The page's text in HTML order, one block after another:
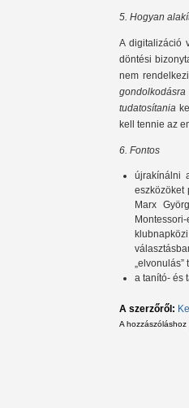
5. Hogyan
A digitalizáció
döntési
nem
gondolkodásra
tudatosítania
kell tennie az
6. Fontos
újrakínálni
eszközöket
Marx
a tanító- és
A szerzőről:
A hozzászóláshoz